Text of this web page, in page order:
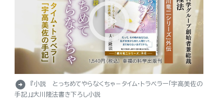
arrow_circle_right
『小説 とっちめてやらなくちゃ－タイム・トラベラー「宇高美佐の
手記」』大川隆法書き下ろし小説